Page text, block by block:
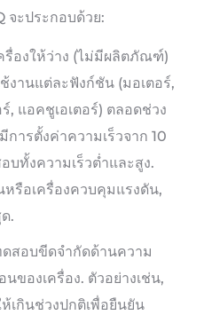
จะประกอบด้วย:
รื่องให้ว่าง (ไม่มีผลิตภัณฑ์)
งานแต่ละฟังก์ชัน (มอเตอร์,
, แอคชูเอเตอร์) ตลอดช่วง
การตั้งค่าความเร็วจาก 10
บทั้งความเร็วต่ำและสูง.
รือเครื่องควบคุมแรงดัน,
.
สอบขีดจำกัดด้านความ
องเครื่อง. ตัวอย่างเช่น,
ห้เกินช่วงปกติเพื่อยืนยัน